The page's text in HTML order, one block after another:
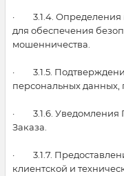
· 3.1.4. Определения
для обеспечения
мошенничества.
· 3.1.5.
персональных данных,
· 3.1.6. Уведомления
Заказа.
· 3.1.7.
клиентской и